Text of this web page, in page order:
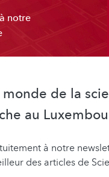
notre
monde de la
au
à notre
des articles de